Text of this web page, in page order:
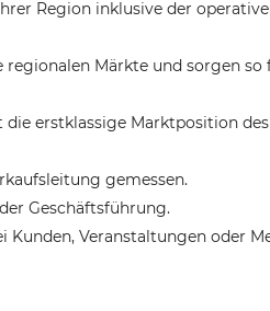
Region inklusive der
Märkte und sorgen so
erstklassige Marktposition des
gemessen.
Geschäftsführung.
Veranstaltungen oder